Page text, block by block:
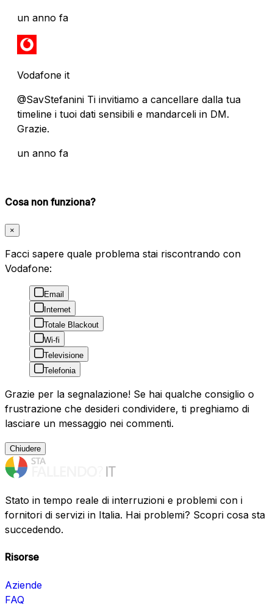
un anno fa
Vodafone it
@SavStefanini Ti invitiamo a cancellare dalla tua
timeline i tuoi dati sensibili e mandarceli in DM.
Grazie.
un anno fa
Cosa non funziona?
×
Facci sapere quale problema stai riscontrando con
Vodafone:
Email
Internet
Totale Blackout
Wi-fi
Televisione
Telefonia
Grazie per la segnalazione! Se hai qualche consiglio o
frustrazione che desideri condividere, ti preghiamo di
lasciare un messaggio nei commenti.
Chiudere
Stato in tempo reale di interruzioni e problemi con i
fornitori di servizi in Italia. Hai problemi? Scopri cosa sta
succedendo.
Risorse
Aziende
FAQ